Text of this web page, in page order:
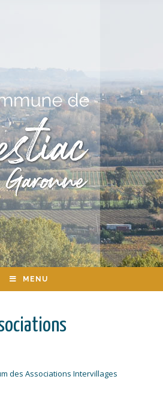
MENU
des Associations Intervillages